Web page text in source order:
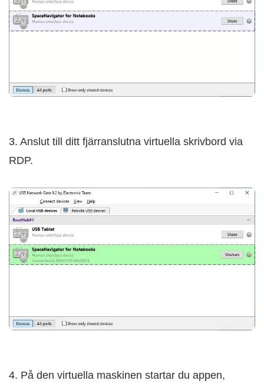
3. Anslut till ditt fjärranslutna virtuella skrivbord via
RDP.
4. På den virtuella maskinen startar du appen,